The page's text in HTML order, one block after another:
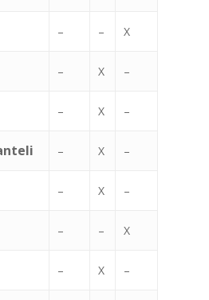
– – X
– X –
– X –
– X –
– X –
– – X
– X –